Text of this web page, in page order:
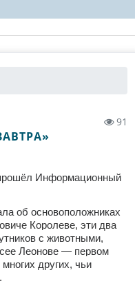
91
Информационный
об основоположниках
Королеве, эти два
с животными,
Леонове — первом
других, чьи